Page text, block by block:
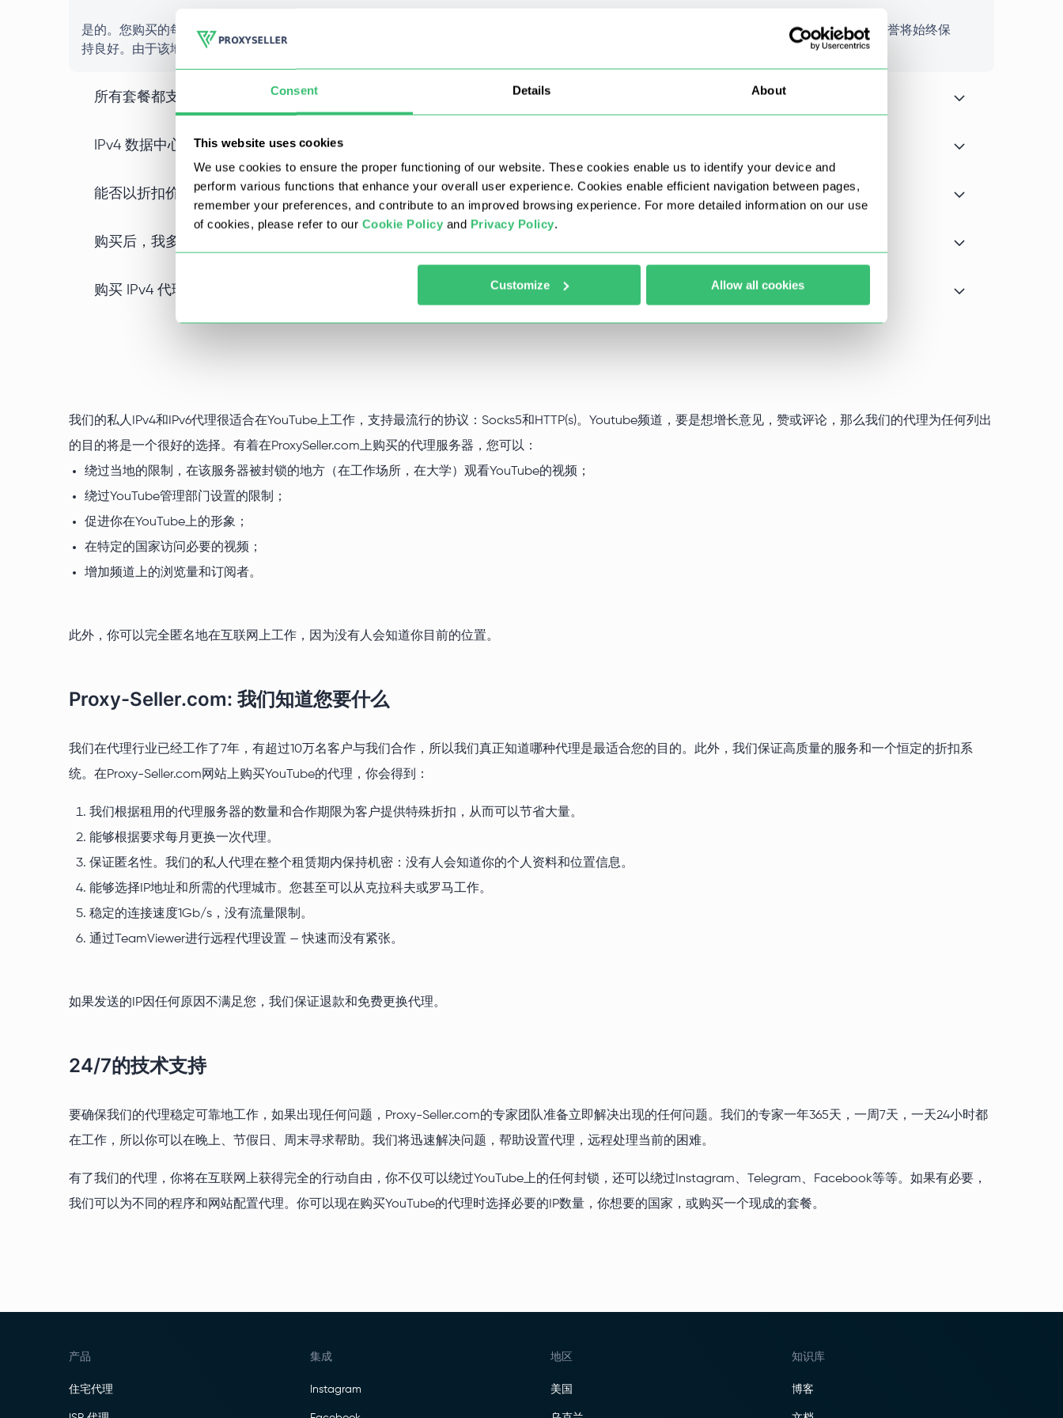
Consent Details About
This website uses cookies
We use cookies to ensure the proper functioning of our website. These cookies enable us to identify your device and
perform various functions that enhance your overall user experience. Cookies enable efficient navigation between pages,
remember your preferences, and contribute to an improved browsing experience. For more detailed information on our use
of cookies, please refer to our Cookie Policy and Privacy Policy.
Customize Allow all cookies
是的。您购买的每个 IPv4 代理在整个租赁期间都将专属分配给您的账户。这意味着您不会受到其他用户活动的影响，且在套餐有效期内您的 IP 声誉将始终保
持良好。由于该地址仅供您个人使用，因此性能始终保持稳定。
所有套餐都支持 IPv4 SOCKS5 代理吗？
IPv4 数据中心代理与其他类型的代理有何不同？
能否以折扣价批量购买 IPv4 代理？
购买后，我多久能开始使用我的私有 IPv4 代理？
购买 IPv4 代理时，我可以选择特定的位置吗？
我们的私人IPv4和IPv6代理很适合在YouTube上工作，支持最流行的协议：Socks5和HTTP(s)。Youtube频道，要是想增长意见，赞或评论，那么我们的代理为任何列出
的目的将是一个很好的选择。有着在ProxySeller.com上购买的代理服务器，您可以：
绕过当地的限制，在该服务器被封锁的地方（在工作场所，在大学）观看YouTube的视频；
绕过YouTube管理部门设置的限制；
促进你在YouTube上的形象；
在特定的国家访问必要的视频；
增加频道上的浏览量和订阅者。
此外，你可以完全匿名地在互联网上工作，因为没有人会知道你目前的位置。
Proxy-Seller.com: 我们知道您要什么
我们在代理行业已经工作了7年，有超过10万名客户与我们合作，所以我们真正知道哪种代理是最适合您的目的。此外，我们保证高质量的服务和一个恒定的折扣系
统。在Proxy-Seller.com网站上购买YouTube的代理，你会得到：
我们根据租用的代理服务器的数量和合作期限为客户提供特殊折扣，从而可以节省大量。
能够根据要求每月更换一次代理。
保证匿名性。我们的私人代理在整个租赁期内保持机密：没有人会知道你的个人资料和位置信息。
能够选择IP地址和所需的代理城市。您甚至可以从克拉科夫或罗马工作。
稳定的连接速度1Gb/s，没有流量限制。
通过TeamViewer进行远程代理设置 — 快速而没有紧张。
如果发送的IP因任何原因不满足您，我们保证退款和免费更换代理。
24/7的技术支持
要确保我们的代理稳定可靠地工作，如果出现任何问题，Proxy-Seller.com的专家团队准备立即解决出现的任何问题。我们的专家一年365天，一周7天，一天24小时都
在工作，所以你可以在晚上、节假日、周末寻求帮助。我们将迅速解决问题，帮助设置代理，远程处理当前的困难。
有了我们的代理，你将在互联网上获得完全的行动自由，你不仅可以绕过YouTube上的任何封锁，还可以绕过Instagram、Telegram、Facebook等等。如果有必要，
我们可以为不同的程序和网站配置代理。你可以现在购买YouTube的代理时选择必要的IP数量，你想要的国家，或购买一个现成的套餐。
产品
住宅代理
集成
Instagram
地区
美国
知识库
博客